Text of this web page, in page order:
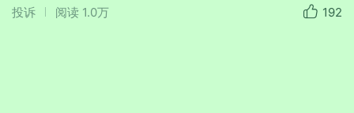
投诉 阅读 1.0万 192